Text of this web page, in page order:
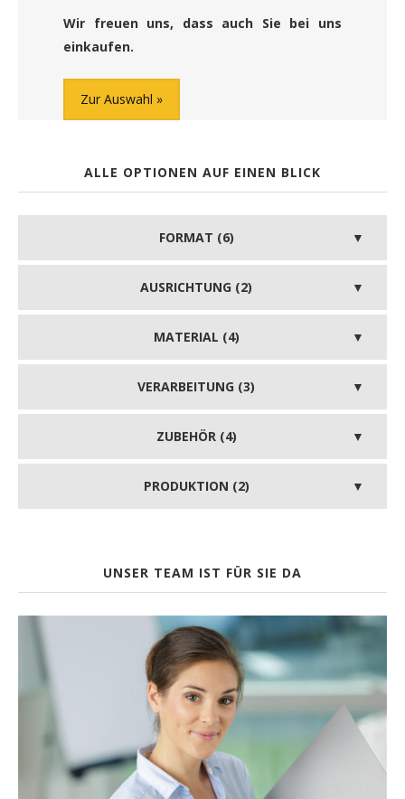
Wir freuen uns, dass auch Sie bei uns
einkaufen.
Zur Auswahl
ALLE OPTIONEN AUF EINEN BLICK
FORMAT (6)
AUSRICHTUNG (2)
MATERIAL (4)
VERARBEITUNG (3)
ZUBEHÖR (4)
PRODUKTION (2)
UNSER TEAM IST FÜR SIE DA